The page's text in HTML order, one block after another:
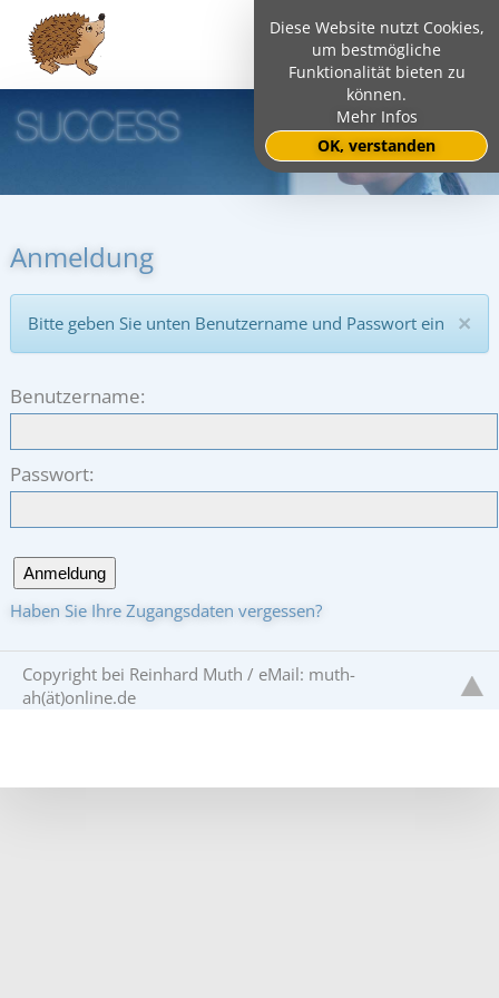
Anmeldung
×
Bitte geben Sie unten Benutzername und Passwort ein
Benutzername
Passwort
Anmeldung
Haben Sie Ihre Zugangsdaten vergessen?
Copyright bei Reinhard Muth / eMail: muth-
ah(ät)online.de
Diese Website nutzt Cookies,
um bestmögliche
Funktionalität bieten zu
können.
Mehr Infos
OK, verstanden